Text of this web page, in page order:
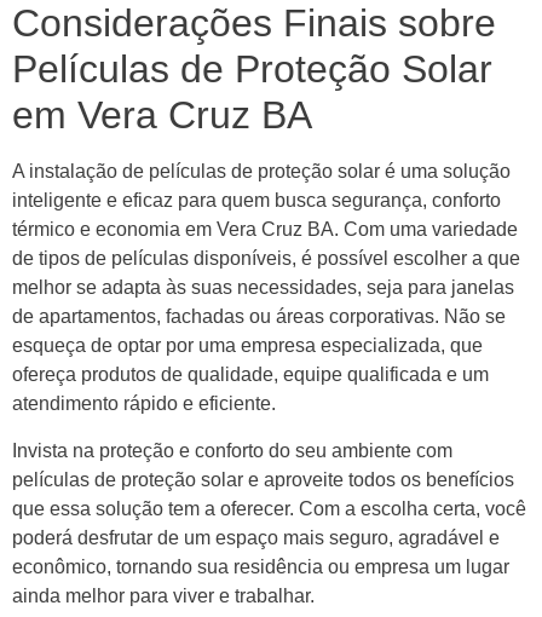
Considerações Finais sobre
Películas de Proteção Solar
em Vera Cruz BA
A instalação de películas de proteção solar é uma solução
inteligente e eficaz para quem busca segurança, conforto
térmico e economia em Vera Cruz BA. Com uma variedade
de tipos de películas disponíveis, é possível escolher a que
melhor se adapta às suas necessidades, seja para janelas
de apartamentos, fachadas ou áreas corporativas. Não se
esqueça de optar por uma empresa especializada, que
ofereça produtos de qualidade, equipe qualificada e um
atendimento rápido e eficiente.
Invista na proteção e conforto do seu ambiente com
películas de proteção solar e aproveite todos os benefícios
que essa solução tem a oferecer. Com a escolha certa, você
poderá desfrutar de um espaço mais seguro, agradável e
econômico, tornando sua residência ou empresa um lugar
ainda melhor para viver e trabalhar.